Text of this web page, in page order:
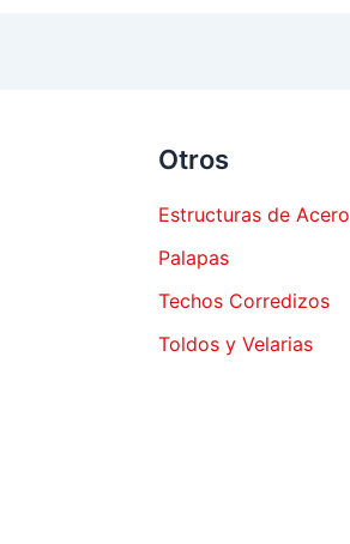
Otros
Estructuras de Acero
Palapas
Techos Corredizos
Toldos y Velarias